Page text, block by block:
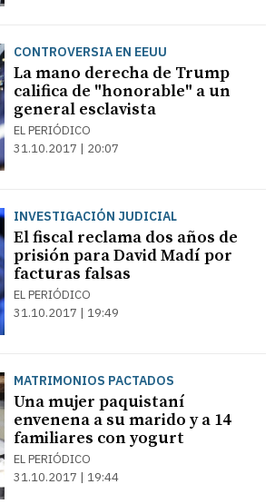
CONTROVERSIA EN EEUU
La mano derecha de Trump
califica de "honorable" a un
general esclavista
EL PERIÓDICO
31.10.2017 | 20:07
INVESTIGACIÓN JUDICIAL
El fiscal reclama dos años de
prisión para David Madí por
facturas falsas
EL PERIÓDICO
31.10.2017 | 19:49
MATRIMONIOS PACTADOS
Una mujer paquistaní
envenena a su marido y a 14
familiares con yogurt
EL PERIÓDICO
31.10.2017 | 19:44